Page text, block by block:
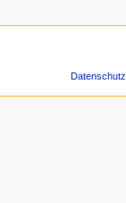
Datenschutz